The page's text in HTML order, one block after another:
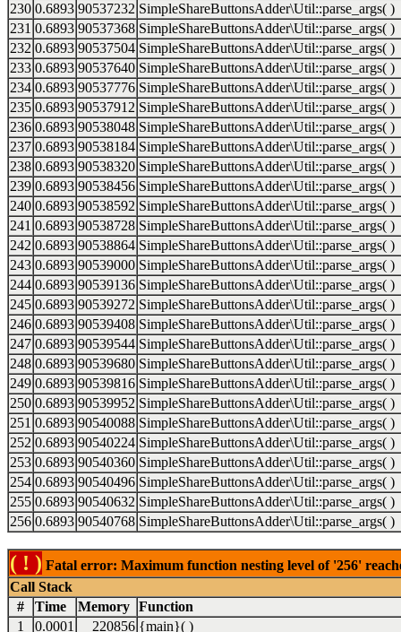
230 0.6893 90537232 SimpleShareButtonsAdder\Util::parse_args( )
231 0.6893 90537368 SimpleShareButtonsAdder\Util::parse_args( )
232 0.6893 90537504 SimpleShareButtonsAdder\Util::parse_args( )
233 0.6893 90537640 SimpleShareButtonsAdder\Util::parse_args( )
234 0.6893 90537776 SimpleShareButtonsAdder\Util::parse_args( )
235 0.6893 90537912 SimpleShareButtonsAdder\Util::parse_args( )
236 0.6893 90538048 SimpleShareButtonsAdder\Util::parse_args( )
237 0.6893 90538184 SimpleShareButtonsAdder\Util::parse_args( )
238 0.6893 90538320 SimpleShareButtonsAdder\Util::parse_args( )
239 0.6893 90538456 SimpleShareButtonsAdder\Util::parse_args( )
240 0.6893 90538592 SimpleShareButtonsAdder\Util::parse_args( )
241 0.6893 90538728 SimpleShareButtonsAdder\Util::parse_args( )
242 0.6893 90538864 SimpleShareButtonsAdder\Util::parse_args( )
243 0.6893 90539000 SimpleShareButtonsAdder\Util::parse_args( )
244 0.6893 90539136 SimpleShareButtonsAdder\Util::parse_args( )
245 0.6893 90539272 SimpleShareButtonsAdder\Util::parse_args( )
246 0.6893 90539408 SimpleShareButtonsAdder\Util::parse_args( )
247 0.6893 90539544 SimpleShareButtonsAdder\Util::parse_args( )
248 0.6893 90539680 SimpleShareButtonsAdder\Util::parse_args( )
249 0.6893 90539816 SimpleShareButtonsAdder\Util::parse_args( )
250 0.6893 90539952 SimpleShareButtonsAdder\Util::parse_args( )
251 0.6893 90540088 SimpleShareButtonsAdder\Util::parse_args( )
252 0.6893 90540224 SimpleShareButtonsAdder\Util::parse_args( )
253 0.6893 90540360 SimpleShareButtonsAdder\Util::parse_args( )
254 0.6893 90540496 SimpleShareButtonsAdder\Util::parse_args( )
255 0.6893 90540632 SimpleShareButtonsAdder\Util::parse_args( )
256 0.6893 90540768 SimpleShareButtonsAdder\Util::parse_args( )
( ! ) Fatal error: Maximum function nesting level of '256'
Call Stack
#
Time Memory Function
1
0.0001 220856 {main}( )